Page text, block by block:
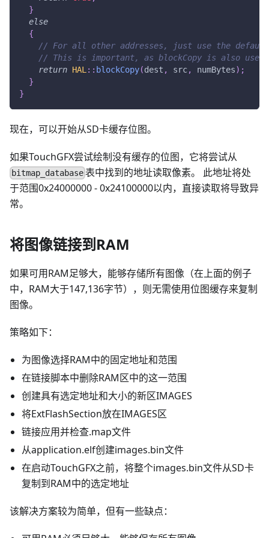
}
else
{
// For all other addresses, just use the default
// This is important, as blockCopy is also
return HAL :: blockCopy(dest , src, numBytes) ;
}
}
现在，可以开始从SD卡缓存位图。
如果TouchGFX尝试绘制没有缓存的位图，它将尝试从
bitmap_database 表中找到的地址读取像素。 此地址将处
于范围0x24000000 - 0x24100000以内，直接读取将导致异
常。
将图像链接到RAM
如果可用RAM足够大，能够存储所有图像（在上面的例子
中，RAM大于147,136字节），则无需使用位图缓存来复制
图像。
策略如下：
为图像选择RAM中的固定地址和范围
在链接脚本中删除RAM区中的这一范围
创建具有选定地址和大小的新区IMAGES
将ExtFlashSection放在IMAGES区
链接应用并检查.map文件
从application.elf创建images.bin文件
在启动TouchGFX之前，将整个images.bin文件从SD卡
复制到RAM中的选定地址
该解决方案较为简单，但有一些缺点：